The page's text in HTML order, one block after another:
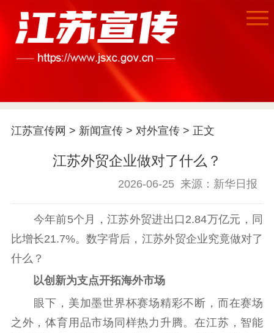
江苏要闻
信息公开年度报
告
政策法规
江苏宣传网 > 新闻宣传> 对外宣传> 正文
江苏外贸企业做对了什么？
2026-06-25 来源：新华日报
今年前5个月，江苏外贸进出口2.84万亿元，同
比增长21.7%。数字背后，江苏外贸企业究竟做对了
什么？
以创新为支点开拓海外市场
眼下，美加墨世界杯赛场精彩不断，而在赛场
之外，体育用品市场同样热力升腾。在江苏，智能